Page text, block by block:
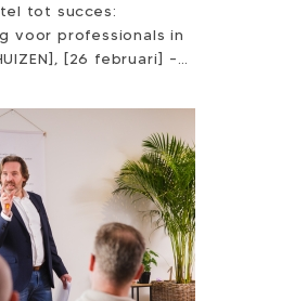
tot succes:
voor professionals in
woningsector,
en HR samen tijdens
Dit
stond in het teken
woongeluk op
en organisaties.
expert Mark
nieuwe
prettige